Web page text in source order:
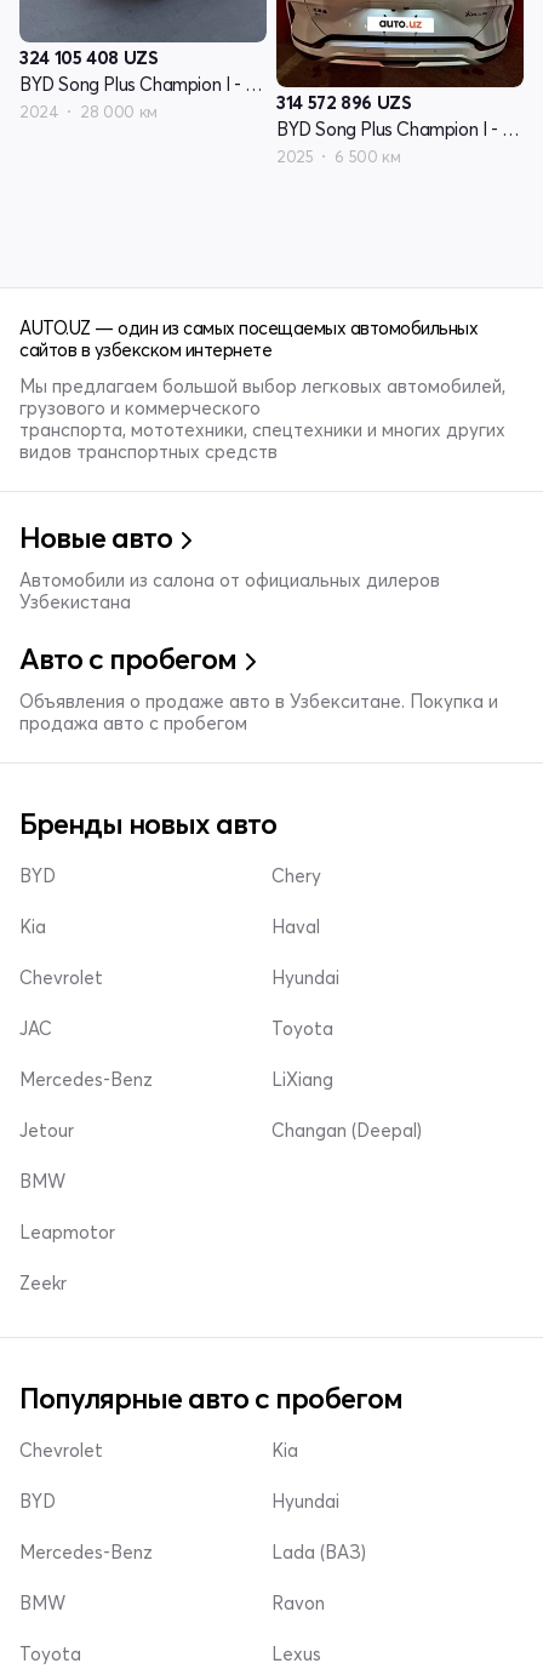
324 105 408 UZS
BYD Song Plus Champion I - поколение
2024 28 000 км 314 572 896 UZS
BYD Song Plus Champion I - поколение
2025 6 500 км
AUTO.UZ — один из самых посещаемых автомобильных
сайтов в узбекском интернете
Мы предлагаем большой выбор легковых автомобилей,
грузового и коммерческого
транспорта, мототехники, спецтехники и многих других
видов транспортных средств
Новые авто
Автомобили из салона от официальных дилеров
Узбекистана
Авто с пробегом
Объявления о продаже авто в Узбекситане. Покупка и
продажа авто с пробегом
Бренды новых авто
BYD
Kia
Chevrolet
Chery
Haval
Hyundai
JAC
Mercedes-Benz
Jetour
Toyota
LiXiang
Changan (Deepal)
BMW
Leapmotor
Zeekr
Популярные авто с пробегом
Chevrolet
BYD
Mercedes-Benz
Kia
Hyundai
Lada (ВАЗ)
BMW
Toyota
Ravon
Lexus